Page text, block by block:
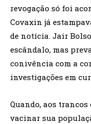
revogação só foi
Covaxin já
de notícia. Jair
escândalo, mas
conivência com a
investigações em
Quando, aos
vacinar sua